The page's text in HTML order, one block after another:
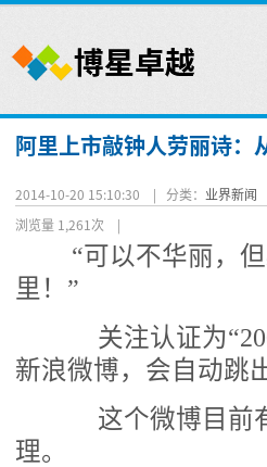
阿里上市敲钟人劳丽诗：
2014-10-20 15:10:30 | 分类： 业界新闻
浏览量 1,261次 |
“可以不华丽，但
里！”
关注认证为
新浪微博，会自动跳
这个微博目前有
理。